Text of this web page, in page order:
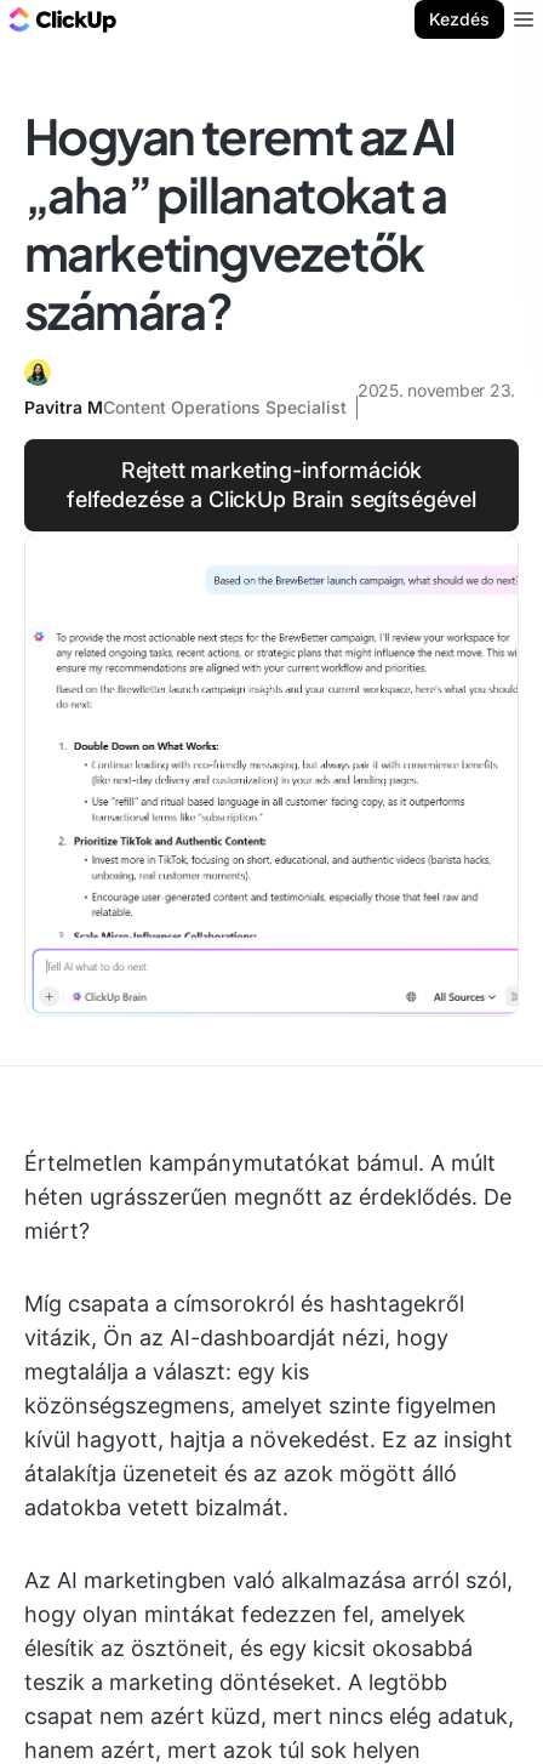
Kezdés
Hogyan teremt az AI
„aha” pillanatokat a
marketingvezetők
számára?
Pavitra MContent Operations Specialist
2025. november 23.
Rejtett marketing-információk
felfedezése a ClickUp Brain segítségével
Értelmetlen kampánymutatókat bámul. A múlt
héten ugrásszerűen megnőtt az érdeklődés. De
miért?
Míg csapata a címsorokról és hashtagekről
vitázik, Ön az AI-dashboardját nézi, hogy
megtalálja a választ: egy kis
közönségszegmens, amelyet szinte figyelmen
kívül hagyott, hajtja a növekedést. Ez az insight
átalakítja üzeneteit és az azok mögött álló
adatokba vetett bizalmát.
Az AI marketingben való alkalmazása arról szól,
hogy olyan mintákat fedezzen fel, amelyek
élesítik az ösztöneit, és egy kicsit okosabbá
teszik a marketing döntéseket. A legtöbb
csapat nem azért küzd, mert nincs elég adatuk,
hanem azért, mert azok túl sok helyen